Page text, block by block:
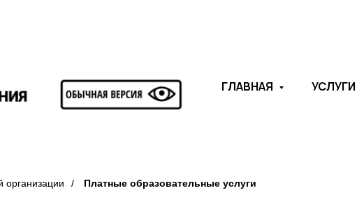
ГЛАВНАЯ УСЛУГИ
организации / Платные образовательные услуги